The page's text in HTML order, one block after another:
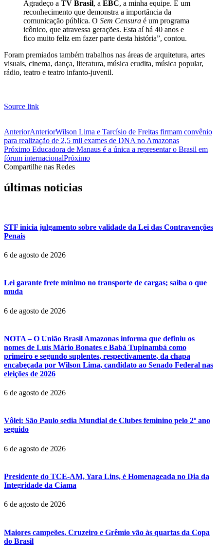
Agradeço a TV Brasil, a EBC, a minha equipe. É um
reconhecimento que demonstra a importância da
comunicação pública. O Sem Censura é um programa
icônico, que atravessa gerações. Esta aí há 40 anos e
fico muito feliz em fazer parte desta história”, contou.
Foram premiados também trabalhos nas áreas de arquitetura, artes
visuais, cinema, dança, literatura, música erudita, música popular,
rádio, teatro e teatro infanto-juvenil.
Source link
AnteriorAnteriorWilson Lima e Tarcísio de Freitas firmam convênio
para realização de 2,5 mil exames de DNA no Amazonas
Próximo Educadora de Manaus é a única a representar o Brasil em
fórum internacionalPróximo
Compartilhe nas Redes
últimas noticias
STF inicia julgamento sobre validade da Lei das Contravenções
Penais
6 de agosto de 2026
Lei garante frete mínimo no transporte de cargas; saiba o que
muda
6 de agosto de 2026
NOTA – O União Brasil Amazonas informa que definiu os
nomes de Luís Mário Bonates e Babá Tupinambá como
primeiro e segundo suplentes, respectivamente, da chapa
encabeçada por Wilson Lima, candidato ao Senado Federal nas
eleições de 2026
6 de agosto de 2026
Vôlei: São Paulo sedia Mundial de Clubes feminino pelo 2º ano
seguido
6 de agosto de 2026
Presidente do TCE-AM, Yara Lins, é Homenageada no Dia da
Integridade da Ciama
6 de agosto de 2026
Maiores campeões, Cruzeiro e Grêmio vão às quartas da Copa
do Brasil